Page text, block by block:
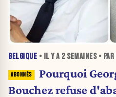
BELGIQUE • IL Y A 2 SEMAINES• PAR
Pourquoi
Bouchez refuse